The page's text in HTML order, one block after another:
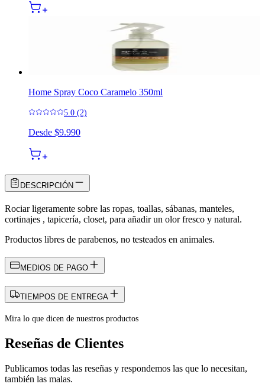
Home Spray Coco Caramelo 350ml
5.0 (2)
Desde $9.990
DESCRIPCIÓN
Rociar ligeramente sobre las ropas, toallas, sábanas, manteles,
cortinajes , tapicería, closet, para añadir un olor fresco y natural.
Productos libres de parabenos, no testeados en animales.
MEDIOS DE PAGO
TIEMPOS DE ENTREGA
Mira lo que dicen de nuestros productos
Reseñas de Clientes
Publicamos todas las reseñas y respondemos las que lo necesitan,
también las malas.